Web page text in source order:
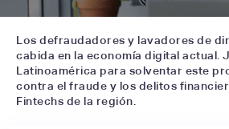
Los defraudadores y lavadores de
cabida en la economía digital actual.
Latinoamérica para solventar este
contra el fraude y los delitos
Fintechs de la región.